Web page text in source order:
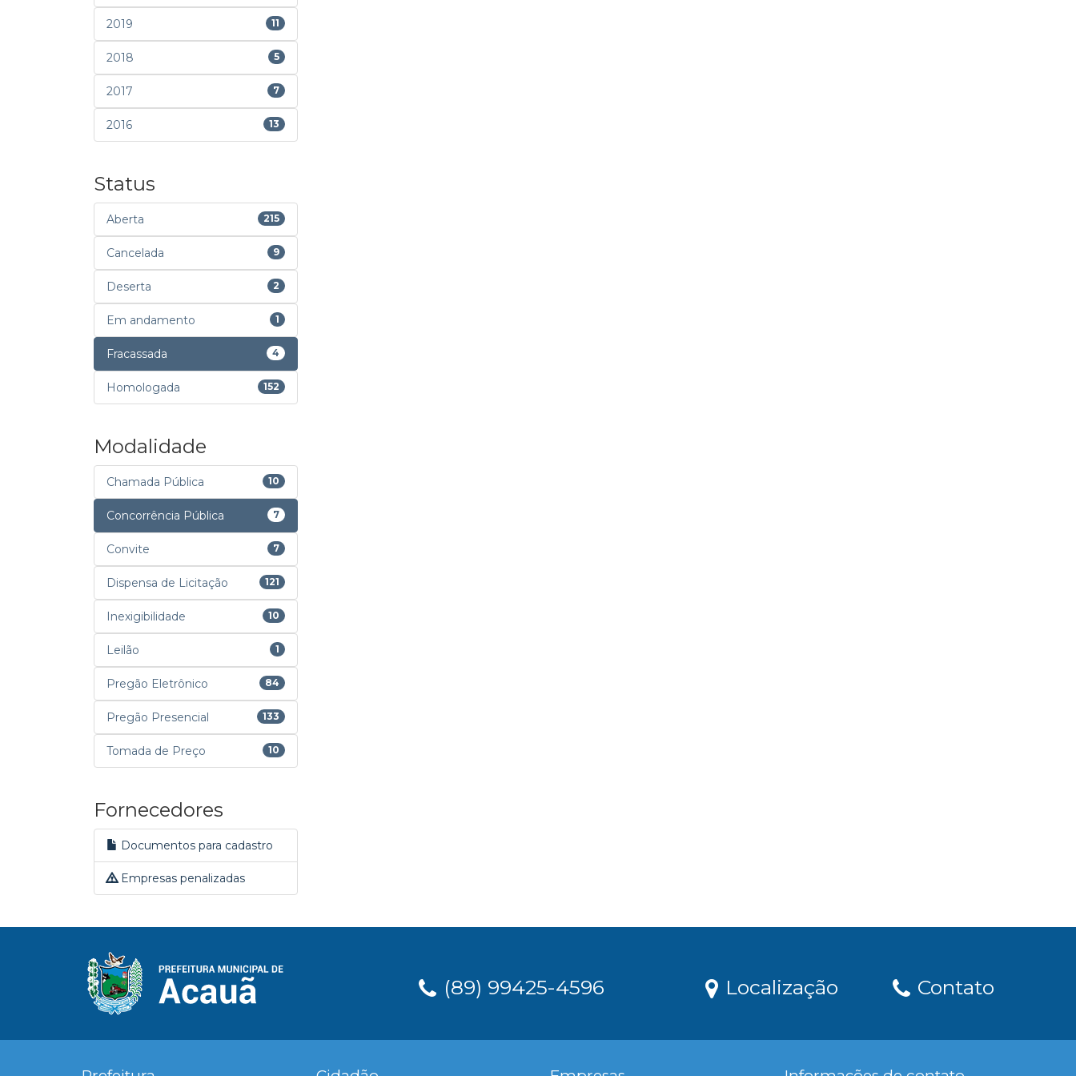
2019 11
2018 5
2017 7
2016 13
Status
Aberta 215
Cancelada 9
Deserta 2
Em andamento 1
Fracassada 4
Homologada 152
Modalidade
Chamada Pública 10
Concorrência Pública 7
Convite 7
Dispensa de Licitação 121
Inexigibilidade 10
Leilão 1
Pregão Eletrônico 84
Pregão Presencial 133
Tomada de Preço 10
Fornecedores
Documentos para cadastro
Empresas penalizadas
(89) 99425-4596 Localização Contato